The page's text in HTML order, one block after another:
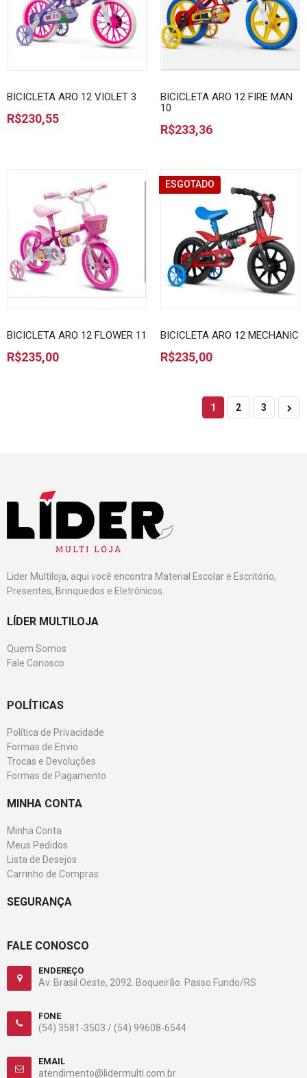
BICICLETA ARO 12 VIOLET 3
R$230,55
BICICLETA ARO 12 FIRE MAN
10
R$233,36
BICICLETA ARO 12 FLOWER 11
R$235,00
ESGOTADO
BICICLETA ARO 12 MECHANIC
R$235,00
1 2 3
Lider Multiloja, aqui você encontra Material Escolar e Escritório,
Presentes, Brinquedos e Eletrônicos.
LÍDER MULTILOJA
Quem Somos
Fale Conosco
POLÍTICAS
Política de Privacidade
Formas de Envio
Trocas e Devoluções
Formas de Pagamento
MINHA CONTA
Minha Conta
Meus Pedidos
Lista de Desejos
Carrinho de Compras
SEGURANÇA
FALE CONOSCO
ENDEREÇO
Av. Brasil Oeste, 2092. Boqueirão. Passo Fundo/RS
FONE
(54) 3581-3503 / (54) 99608-6544
EMAIL
atendimento@lidermulti.com.br